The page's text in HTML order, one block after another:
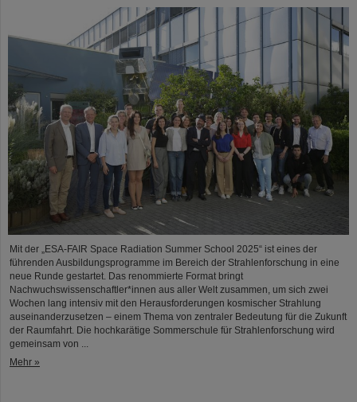
Mit der „ESA-FAIR Space Radiation Summer School 2025“ ist eines der
führenden Ausbildungsprogramme im Bereich der Strahlenforschung in eine
neue Runde gestartet. Das renommierte Format bringt
Nachwuchswissenschaftler*innen aus aller Welt zusammen, um sich zwei
Wochen lang intensiv mit den Herausforderungen kosmischer Strahlung
auseinanderzusetzen – einem Thema von zentraler Bedeutung für die Zukunft
der Raumfahrt. Die hochkarätige Sommerschule für Strahlenforschung wird
gemeinsam von ...
Mehr »